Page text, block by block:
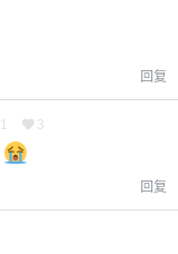
回复
1 3
回复